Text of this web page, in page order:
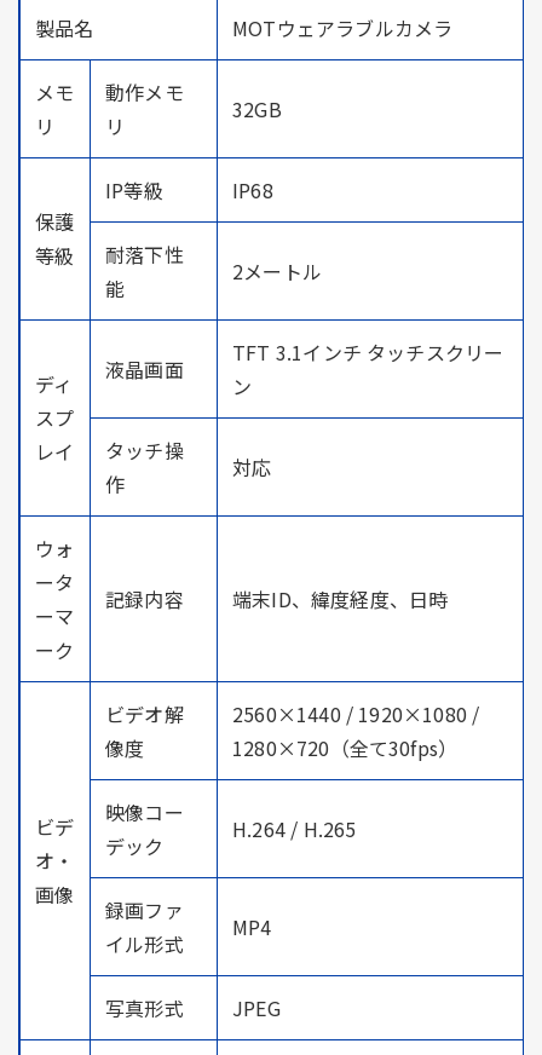
製品名 MOTウェアラブルカメラ
メモ
リ
動作メモ
リ
32GB
保護
等級
IP等級 IP68
耐落下性
能
2メートル
ディ
スプ
レイ
液晶画面
TFT 3.1インチ タッチスクリー
ン
タッチ操
作
対応
ウォ
ータ
ーマ
ーク
記録内容 端末ID、緯度経度、日時
ビデ
オ・
画像
ビデオ解
像度
2560×1440 / 1920×1080 /
1280×720（全て30fps）
映像コー
デック
H.264 / H.265
録画ファ
イル形式
MP4
写真形式 JPEG